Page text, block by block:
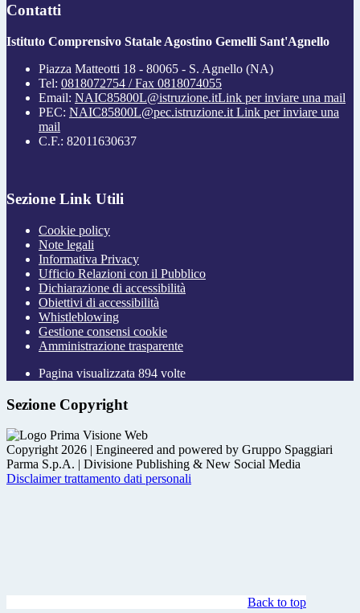
Contatti
Istituto Comprensivo Statale Agostino Gemelli Sant'Agnello
Piazza Matteotti 18 - 80065 - S. Agnello (NA)
Tel: 0818072754 / Fax 0818074055
Email: NAIC85800L@istruzione.itLink per inviare una mail
PEC: NAIC85800L@pec.istruzione.it Link per inviare una
mail
C.F.: 82011630637
Sezione Link Utili
Cookie policy
Note legali
Informativa Privacy
Ufficio Relazioni con il Pubblico
Dichiarazione di accessibilità
Obiettivi di accessibilità
Whistleblowing
Gestione consensi cookie
Amministrazione trasparente
Pagina visualizzata 894 volte
Sezione Copyright
Copyright 2026 | Engineered and powered by Gruppo Spaggiari
Parma S.p.A. | Divisione Publishing & New Social Media
Disclaimer trattamento dati personali
Back to top